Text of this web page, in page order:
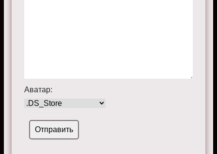
Аватар: